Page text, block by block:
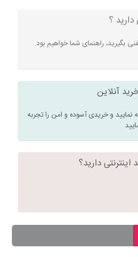
؟
بگیرید، راهنمای شما خواهیم بود.
آنلاین
نمایید و خریدی آسوده و امن را تجربه
دارید؟